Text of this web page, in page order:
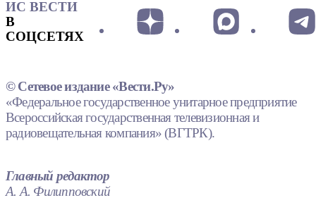
ИС ВЕСТИ
В
СОЦСЕТЯХ
© Сетевое издание «Вести.Ру»
«Федеральное государственное унитарное предприятие
Всероссийская государственная телевизионная и
радиовещательная компания» (ВГТРК).
Главный редактор
А. А. Филипповский